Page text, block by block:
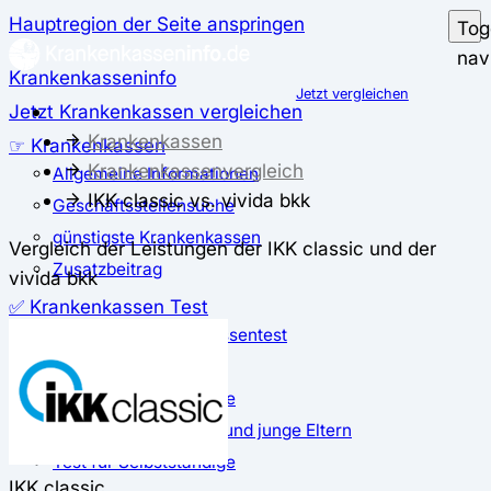
Hauptregion der Seite anspringen
Krankenkasseninfo
Jetzt Krankenkassen vergleichen
☞ Krankenkassen
Allgemeine Informationen
Geschäftsstellensuche
günstigste Krankenkassen
Zusatzbeitrag
✅ Krankenkassen Test
Der große Krankenkassentest
Test für Studierende
Test für Auszubildende
Test für Schwangere und junge Eltern
Test für Selbstständige
Jetzt vergleichen
Krankenkassen
Krankenkassenvergleich
IKK classic vs. vivida bkk
Vergleich der Leistungen der IKK classic und der
vivida bkk